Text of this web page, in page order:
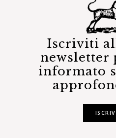
Iscriviti
newsletter
informato